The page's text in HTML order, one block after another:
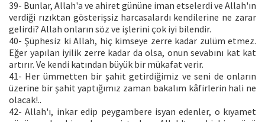
39- Bunlar, Allah'a ve ahiret gününe iman etselerdi ve Allah'ın
verdiği rızıktan gösterişsiz harcasalardı kendilerine ne zarar
gelirdi? Allah onların söz ve işlerini çok iyi bilendir.
40- Şüphesiz ki Allah, hiç kimseye zerre kadar zulüm etmez.
Eğer yapılan iyilik zerre kadar da olsa, onun sevabını kat kat
artırır. Ve kendi katından büyük bir mükafat verir.
41- Her ümmetten bir şahit getirdiğimiz ve seni de onların
üzerine bir şahit yaptığımız zaman bakalım kâfirlerin hali ne
olacak!..
42- Allah'ı, inkar edip peygambere isyan edenler, o kıyamet